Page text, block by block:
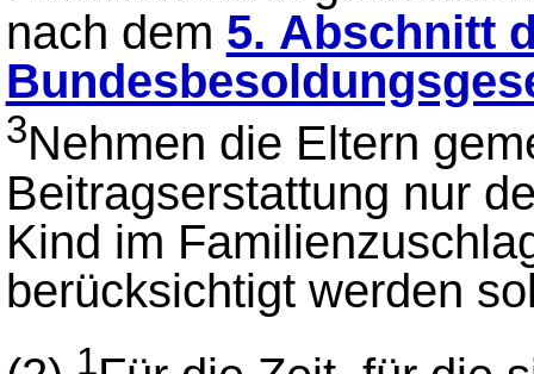
nach dem 5. Abschnitt
3Nehmen die Eltern
Beitragserstattung nur
Kind im
berücksichtigt werden
1